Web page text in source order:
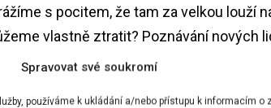
Spravovat své soukromí
používáme k ukládání a/nebo přístupu k informacím o
s pocitem, že tam za velkou louží
vlastně ztratit? Poznávání nových